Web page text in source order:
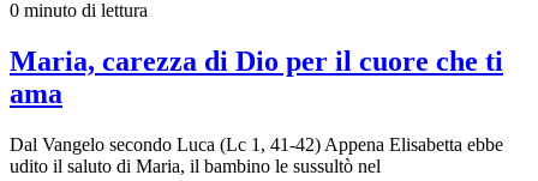
0 minuto di lettura
Maria, carezza di Dio per il cuore che ti
ama
Dal Vangelo secondo Luca (Lc 1, 41-42) Appena Elisabetta ebbe
udito il saluto di Maria, il bambino le sussultò nel